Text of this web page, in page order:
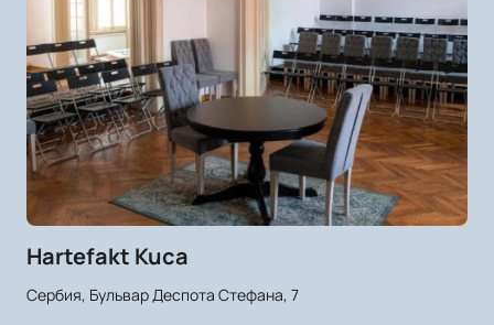
Hartefakt Kuca
Сербия, Бульвар Деспота Стефана, 7